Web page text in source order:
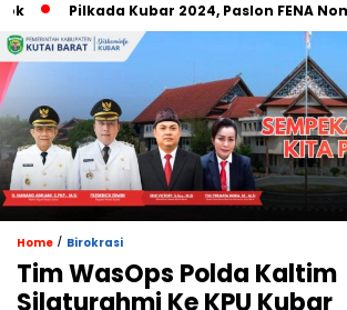
Pilkada Kubar 2024, Paslon FENA
Home / Birokrasi
Tim WasOps Polda Kaltim
Silaturahmi Ke KPU Kubar